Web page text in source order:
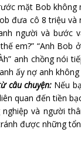
mặt Bob không
đưa cô 8 triệu và
người và bước
em?” “Anh Bob
anh chồng nói
ấy nợ anh không
câu chuyện: Nếu
quan đến tiền
và người
được những